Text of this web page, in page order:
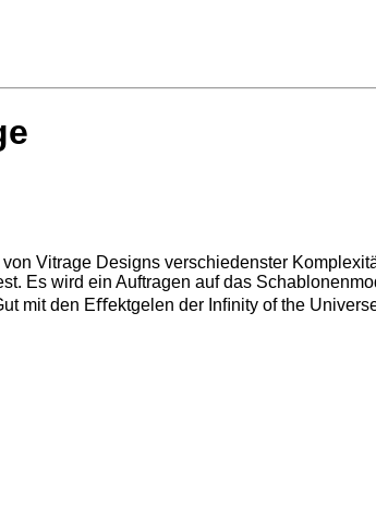
Vitrage Designs verschiedenster
Es wird ein Auftragen auf das
mit den Eﬀektgelen der Inﬁnity of the